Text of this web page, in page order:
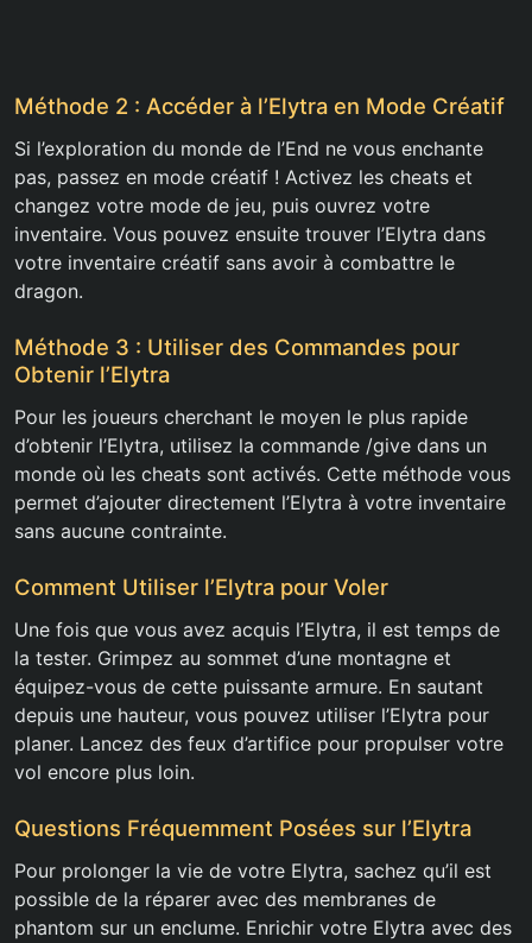
Méthode 2 : Accéder à l’Elytra en Mode Créatif
Si l’exploration du monde de l’End ne vous enchante
pas, passez en mode créatif ! Activez les cheats et
changez votre mode de jeu, puis ouvrez votre
inventaire. Vous pouvez ensuite trouver l’Elytra dans
votre inventaire créatif sans avoir à combattre le
dragon.
Méthode 3 : Utiliser des Commandes pour
Obtenir l’Elytra
Pour les joueurs cherchant le moyen le plus rapide
d’obtenir l’Elytra, utilisez la commande /give dans un
monde où les cheats sont activés. Cette méthode vous
permet d’ajouter directement l’Elytra à votre inventaire
sans aucune contrainte.
Comment Utiliser l’Elytra pour Voler
Une fois que vous avez acquis l’Elytra, il est temps de
la tester. Grimpez au sommet d’une montagne et
équipez-vous de cette puissante armure. En sautant
depuis une hauteur, vous pouvez utiliser l’Elytra pour
planer. Lancez des feux d’artifice pour propulser votre
vol encore plus loin.
Questions Fréquemment Posées sur l’Elytra
Pour prolonger la vie de votre Elytra, sachez qu’il est
possible de la réparer avec des membranes de
phantom sur un enclume. Enrichir votre Elytra avec des